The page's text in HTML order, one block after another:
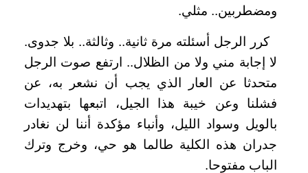
ومضطربين.. مثلي.
كرر الرجل أسئلته مرة ثانية.. وثالثة.. بلا جدوى.
لا إجابة مني ولا من الظلال.. ارتفع صوت الرجل
متحدثا عن العار الذي يجب أن نشعر به، عن
فشلنا وعن خيبة هذا الجيل، اتبعها بتهديدات
بالويل وسواد الليل، وأنباء مؤكدة أننا لن نغادر
جدران هذه الكلية طالما هو حي، وخرج وترك
الباب مفتوحا.